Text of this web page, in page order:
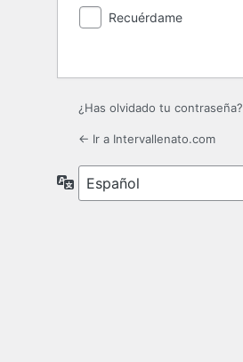
Recuérdame
¿Has olvidado tu contraseña?
← Ir a Intervallenato.com
Idioma